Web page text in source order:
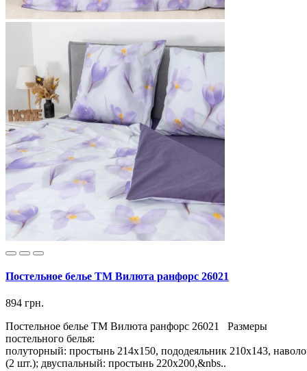
Постельное белье ТМ Вилюта ранфорс 26021
894 грн.
Постельное белье ТМ Вилюта ранфорс 26021 Размеры
постельного белья:
полуторный: простынь 214х150, пододеяльник 210х143,
(2 шт.); двуспальный: простынь 220х200,&nbs..